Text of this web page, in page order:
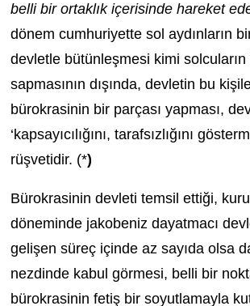
belli bir ortaklık içerisinde hareket
dönem cumhuriyette sol aydınların bir
devletle bütünleşmesi kimi
sapmasının dışında, devletin bu
bürokrasinin bir parçası yapması,
‘kapsayıcılığını, tarafsızlığını
rüşvetidir. (*)
Bürokrasinin devleti temsil ettiği,
döneminde jakobeniz dayatmacı
gelişen süreç içinde az sayıda olsa
nezdinde kabul görmesi, belli bir
bürokrasinin fetiş bir soyutlamayla